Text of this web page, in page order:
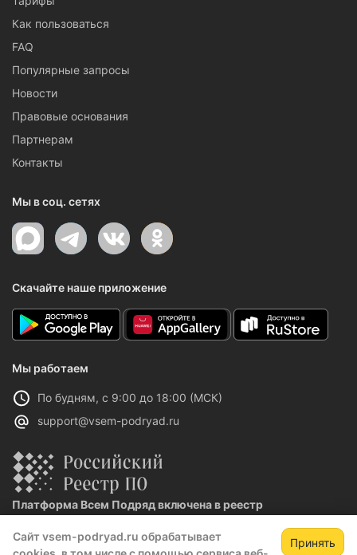
Сайт vsem-podryad.ru обрабатывает
Принять
Как пользоваться
FAQ
Популярные запросы
Новости
Правовые основания
Партнерам
Контакты
Мы в соц. сетях
Скачайте наше приложение
Мы работаем
По будням, с 9:00 до 18:00 (МСК)
support@vsem-podryad.ru
Платформа Всем Подряд включена в реестр
Реестровая запись №32021 от 06.02.2026